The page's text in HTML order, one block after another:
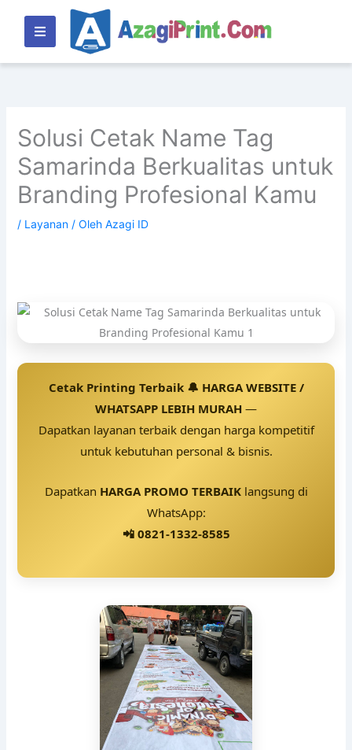
konten
Solusi Cetak Name Tag
Samarinda Berkualitas untuk
Branding Profesional Kamu
/ Layanan/ Oleh Azagi ID
Cetak Printing Terbaik 🔔 HARGA WEBSITE /
WHATSAPP LEBIH MURAH —
Dapatkan layanan terbaik dengan harga kompetitif
untuk kebutuhan personal & bisnis.
Dapatkan HARGA PROMO TERBAIKlangsung di
WhatsApp:
📲 0821-1332-8585